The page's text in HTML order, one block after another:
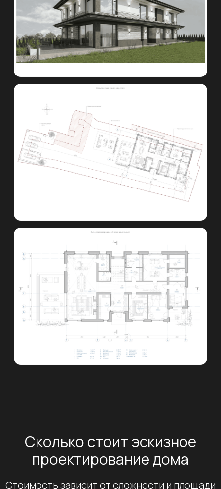
Сколько стоит эскизное
проектирование дома
Стоимость зависит от сложности и площади
Оставьте заявку
и мы рассчитаем
смету на проект
дома